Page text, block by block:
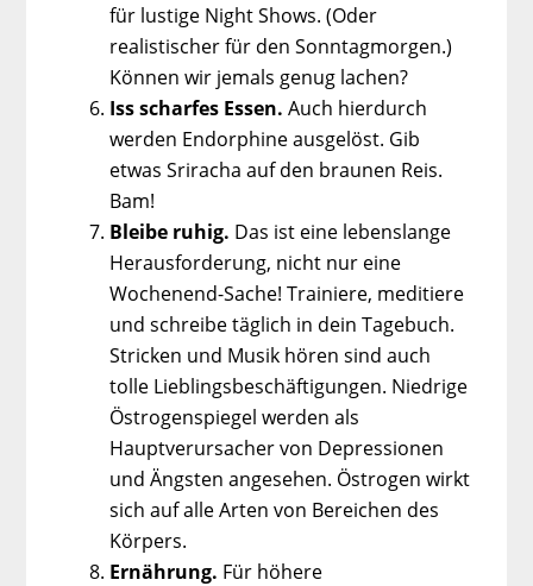
für lustige Night Shows. (Oder
realistischer für den Sonntagmorgen.)
Können wir jemals genug lachen?
Iss scharfes Essen. Auch hierdurch
werden Endorphine ausgelöst. Gib
etwas Sriracha auf den braunen Reis.
Bam!
Bleibe ruhig. Das ist eine lebenslange
Herausforderung, nicht nur eine
Wochenend-Sache! Trainiere, meditiere
und schreibe täglich in dein Tagebuch.
Stricken und Musik hören sind auch
tolle Lieblingsbeschäftigungen. Niedrige
Östrogenspiegel werden als
Hauptverursacher von Depressionen
und Ängsten angesehen. Östrogen wirkt
sich auf alle Arten von Bereichen des
Körpers.
Ernährung. Für höhere